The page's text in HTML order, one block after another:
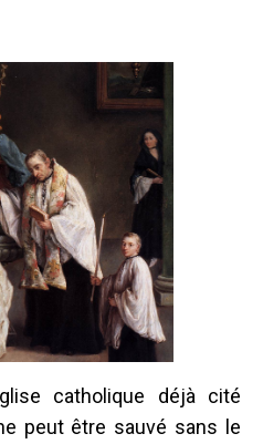
catholique déjà cité
peut être sauvé sans le